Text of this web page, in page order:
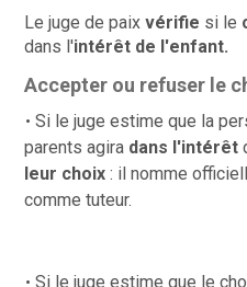
Le juge de paixvérifie si le
dans l'intérêt de l'enfant.
Accepter ou refuser le
Si le juge estime que la
parents agira dans l'intérêt
leur choix : il nomme
comme tuteur.
Si le juge estime que le